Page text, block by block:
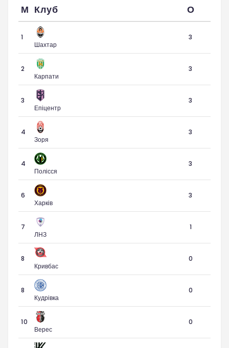
М Клуб О
1
Шахтар
3
2
Карпати
3
3
Епіцентр
3
4
Зоря
3
4
Полісся
3
6
Харків
3
7
ЛНЗ
1
8
Кривбас
0
8
Кудрівка
0
10
Верес
0